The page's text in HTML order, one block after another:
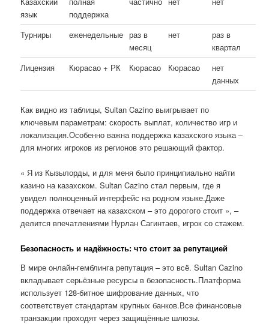
язык
поддержка
Турниры еженедельные раз в
месяц
нет
раз в
квартал
Лицензия
Кюрасао + РК Кюрасао Кюрасао
нет
данных
Как видно из таблицы, Sultan Cazino выигрывает по
ключевым параметрам: скорость выплат, количество игр и
локализация.Особенно важна поддержка казахского языка –
для многих игроков из регионов это решающий фактор.
« Я из Кызылорды, и для меня было принципиально найти
казино на казахском. Sultan Cazino стал первым, где я
увидел полноценный интерфейс на родном языке.Даже
поддержка отвечает на казахском – это дорогого стоит », –
делится впечатлениями Нурлан Сагинтаев, игрок со стажем.
Безопасность и надёжность: что стоит за репутацией
В мире онлайн-гемблинга репутация – это всё. Sultan Cazino
вкладывает серьёзные ресурсы в безопасность.Платформа
использует 128-битное шифрование данных, что
соответствует стандартам крупных банков.Все финансовые
транзакции проходят через защищённые шлюзы.